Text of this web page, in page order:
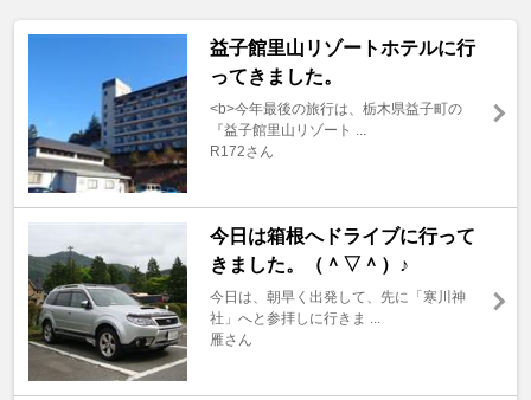
益子館里山リゾートホテルに行
ってきました。
<b>今年最後の旅行は、栃木県益子町の
『益子館里山リゾート ...
R172さん
今日は箱根へドライブに行って
きました。（＾▽＾）♪
今日は、朝早く出発して、先に「寒川神
社」へと参拝しに行きま ...
雁さん